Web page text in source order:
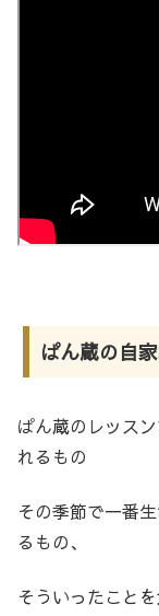
ぱん蔵の自
ぱん蔵のレッス
れるもの
その季節で一番
るもの、
そういったこと